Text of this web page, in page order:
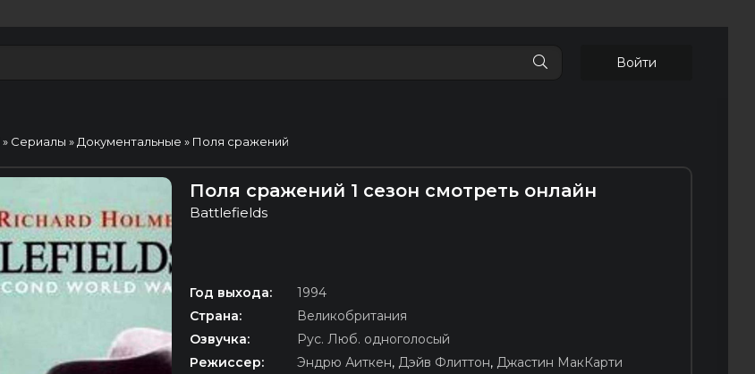
Войти
» Сериалы » Документальные » Поля сражений
Поля сражений 1 сезон смотреть онлайн
Battlefields
Год выхода:
1994
Страна:
Великобритания
Озвучка:
Рус. Люб. одноголосый
Режиссер:
Эндрю Аиткен, Дэйв Флиттон, Джастин МакКарти